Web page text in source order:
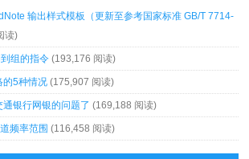
输出样式模板（更新至参考国家标准 GB/T 7714-
读)
组的指令 (193,176 阅读)
的5种情况 (175,907 阅读)
银行网银的问题了 (169,188 阅读)
频率范围 (116,458 阅读)